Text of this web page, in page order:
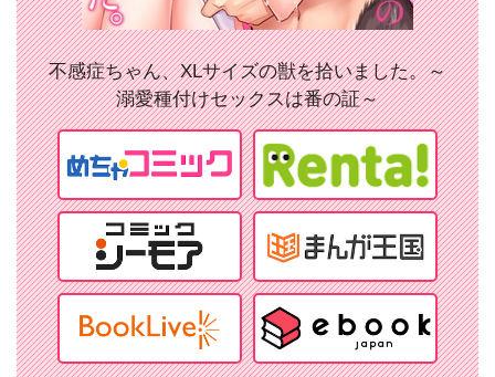
不感症ちゃん、XLサイズの獣を拾いました。～
溺愛種付けセックスは番の証～